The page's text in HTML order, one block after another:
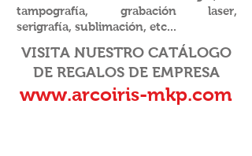
tampografía, grabación laser,
serigrafía, sublimación, etc...
VISITA NUESTRO CATÁLOGO
DE REGALOS DE EMPRESA
www.arcoiris-mkp.com